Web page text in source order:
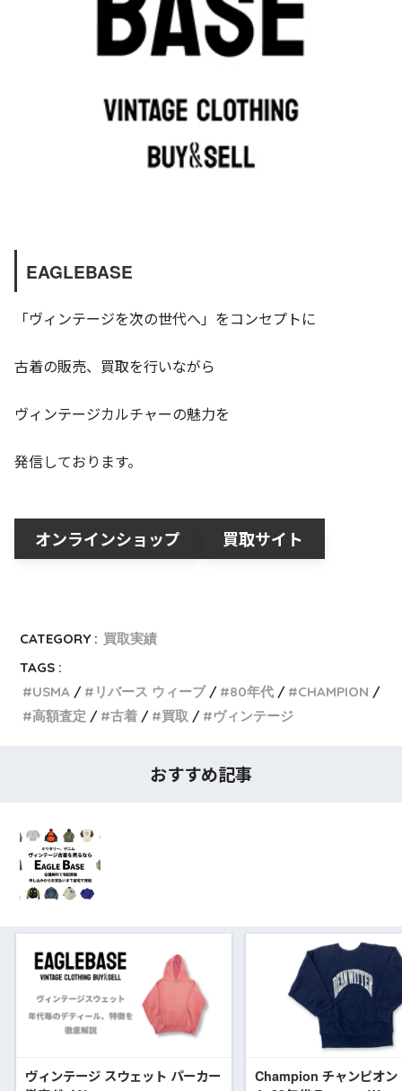
EAGLEBASE
「ヴィンテージを次の世代へ」をコンセプトに
古着の販売、買取を行いながら
ヴィンテージカルチャーの魅力を
発信しております。
オンラインショップ 買取サイト
CATEGORY : 買取実績
TAGS :
USMA
リバース ウィーブ 80年代
CHAMPION
高額査定
古着 買取 ヴィンテージ
おすすめ記事
ヴィンテージ スウェット パーカー
Champion チャンピオン